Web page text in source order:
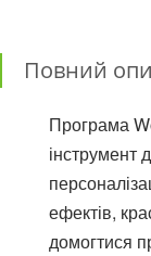
Повний
Програма
інструмент
ефектів,
домогтися